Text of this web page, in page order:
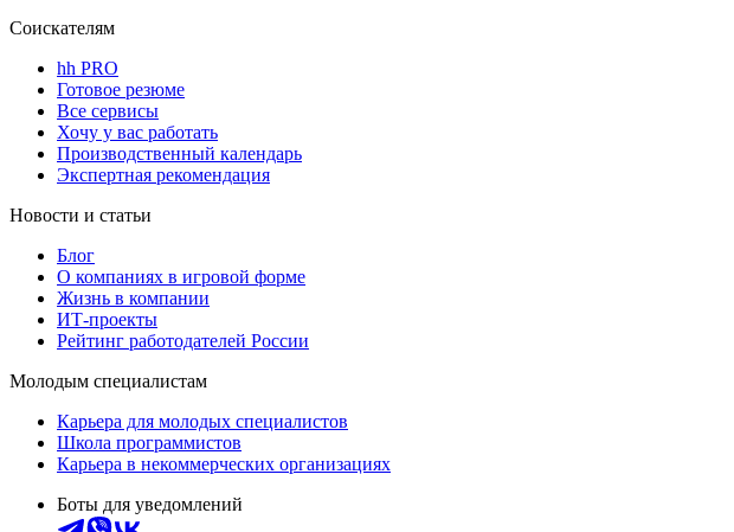
Соискателям
hh PRO
Готовое резюме
Все сервисы
Хочу у вас работать
Производственный календарь
Экспертная рекомендация
Новости и статьи
Блог
О компаниях в игровой форме
Жизнь в компании
ИТ-проекты
Рейтинг работодателей России
Молодым специалистам
Карьера для молодых специалистов
Школа программистов
Карьера в некоммерческих организациях
Боты для уведомлений